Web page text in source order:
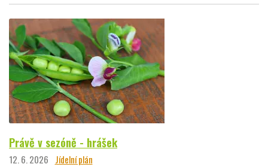
Právě v sezóně - hrášek
12. 6. 2026 Jídelní plán